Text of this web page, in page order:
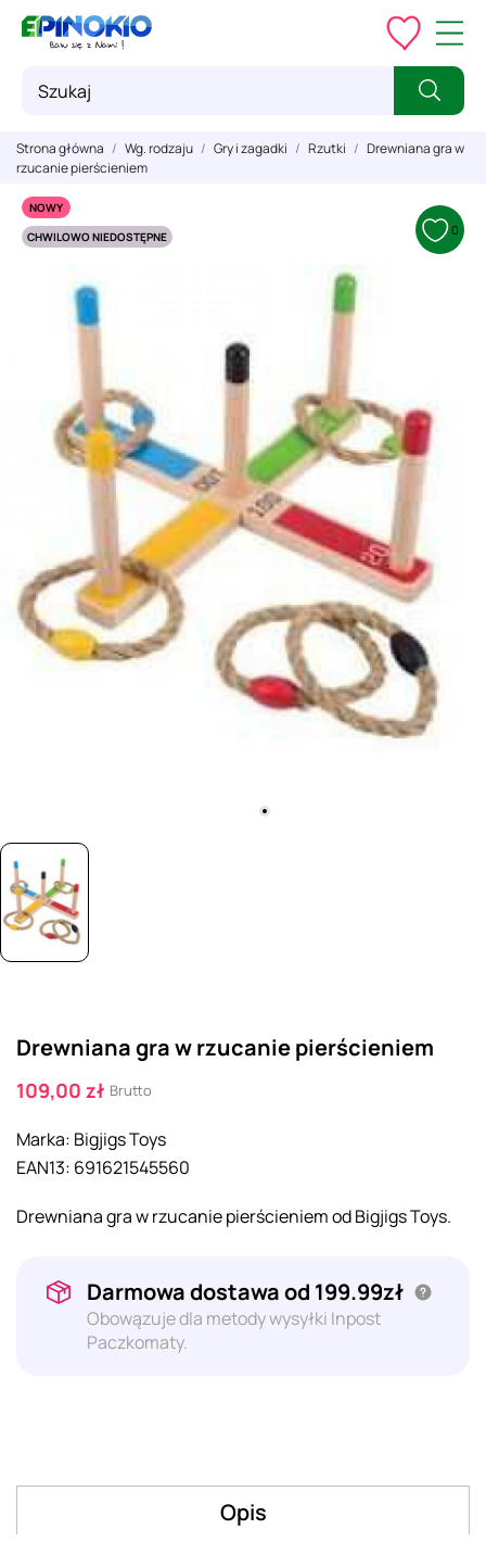
Strona główna Wg. rodzaju Gry i zagadki Rzutki
Drewniana gra w
rzucanie pierścieniem
NOWY
CHWILOWO NIEDOSTĘPNE
0
Drewniana gra w rzucanie pierścieniem
109,00 zł Brutto
Marka: Bigjigs Toys
EAN13: 691621545560
Drewniana gra w rzucanie pierścieniem od Bigjigs Toys.
Darmowa dostawa od 199.99zł
Obowązuje dla metody wysyłki Inpost
Paczkomaty.
Opis